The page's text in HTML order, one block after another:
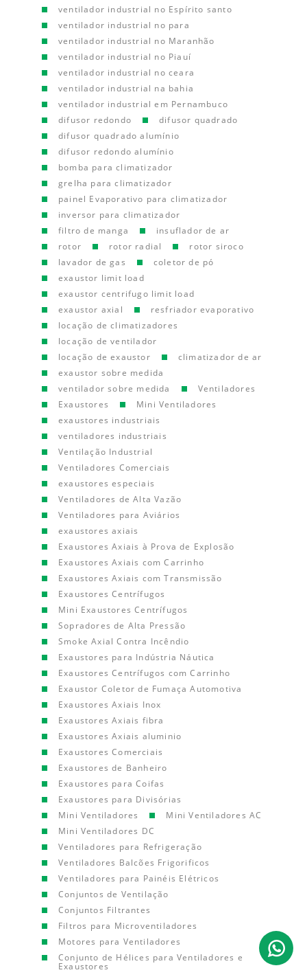
ventilador industrial no Espírito santo
ventilador industrial no para
ventilador industrial no Maranhão
ventilador industrial no Piauí
ventilador industrial no ceara
ventilador industrial na bahia
ventilador industrial em Pernambuco
difusor redondo
difusor quadrado
difusor quadrado alumínio
difusor redondo alumínio
bomba para climatizador
grelha para climatizador
painel Evaporativo para climatizador
inversor para climatizador
filtro de manga
insuflador de ar
rotor
rotor radial
rotor siroco
lavador de gas
coletor de pó
exaustor limit load
exaustor centrifugo limit load
exaustor axial
resfriador evaporativo
locação de climatizadores
locação de ventilador
locação de exaustor
climatizador de ar
exaustor sobre medida
ventilador sobre medida
Ventiladores
Exaustores
Mini Ventiladores
exaustores industriais
ventiladores industriais
Ventilação Industrial
Ventiladores Comerciais
exaustores especiais
Ventiladores de Alta Vazão
Ventiladores para Aviários
exaustores axiais
Exaustores Axiais à Prova de Explosão
Exaustores Axiais com Carrinho
Exaustores Axiais com Transmissão
Exaustores Centrífugos
Mini Exaustores Centrífugos
Sopradores de Alta Pressão
Smoke Axial Contra Incêndio
Exaustores para Indústria Náutica
Exaustores Centrífugos com Carrinho
Exaustor Coletor de Fumaça Automotiva
Exaustores Axiais Inox
Exaustores Axiais fibra
Exaustores Axiais aluminio
Exaustores Comerciais
Exaustores de Banheiro
Exaustores para Coifas
Exaustores para Divisórias
Mini Ventiladores
Mini Ventiladores AC
Mini Ventiladores DC
Ventiladores para Refrigeração
Ventiladores Balcões Frigorificos
Ventiladores para Painéis Elétricos
Conjuntos de Ventilação
Conjuntos Filtrantes
Filtros para Microventiladores
Motores para Ventiladores
Conjunto de Hélices para Ventiladores e
Exaustores